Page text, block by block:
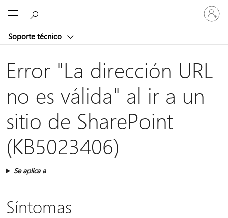
Soporte técnico
Iniciar
sesión
en
cuenta
Error "La dirección URL
no es válida" al ir a un
sitio de SharePoint
(KB5023406)
Se aplica a
Síntomas